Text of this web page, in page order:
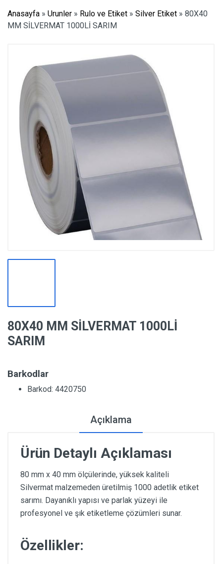
Anasayfa » Urunler » Rulo ve Etiket » Silver Etiket » 80X40
MM SİLVERMAT 1000Lİ SARIM
80X40 MM SİLVERMAT 1000Lİ
SARIM
Barkodlar
Barkod: 4420750
Açıklama
Ürün Detaylı Açıklaması
80 mm x 40 mm ölçülerinde, yüksek kaliteli
Silvermat malzemeden üretilmiş 1000 adetlik etiket
sarımı. Dayanıklı yapısı ve parlak yüzeyi ile
profesyonel ve şık etiketleme çözümleri sunar.
Özellikler: